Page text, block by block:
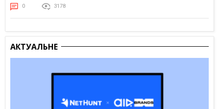
0 3178
АКТУАЛЬНЕ